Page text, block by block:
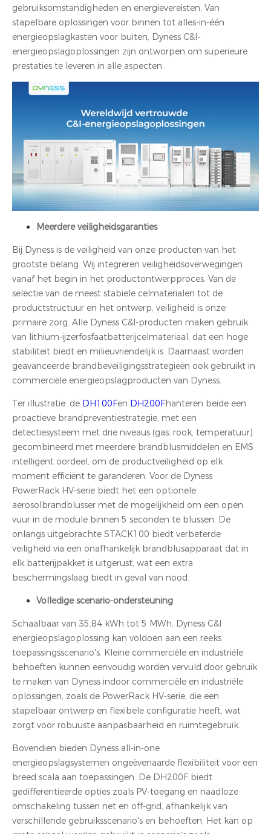
gebruiksomstandigheden en energievereisten. Van
stapelbare oplossingen voor binnen tot alles-in-één
energieopslagkasten voor buiten, Dyness C&I-
energieopslagoplossingen zijn ontworpen om superieure
prestaties te leveren in alle aspecten.
Meerdere veiligheidsgaranties
Bij Dyness is de veiligheid van onze producten van het
grootste belang. Wij integreren veiligheidsoverwegingen
vanaf het begin in het productontwerpproces. Van de
selectie van de meest stabiele celmaterialen tot de
productstructuur en het ontwerp, veiligheid is onze
primaire zorg. Alle Dyness C&I-producten maken gebruik
van lithium-ijzerfosfaatbatterijcelmateriaal, dat een hoge
stabiliteit biedt en milieuvriendelijk is. Daarnaast worden
geavanceerde brandbeveiligingsstrategieën ook gebruikt in
commerciële energieopslagproducten van Dyness.
Ter illustratie: de DH100Fen DH200Fhanteren beide een
proactieve brandpreventiestrategie, met een
detectiesysteem met drie niveaus (gas, rook, temperatuur)
gecombineerd met meerdere brandblusmiddelen en EMS
intelligent oordeel, om de productveiligheid op elk
moment efficiënt te garanderen. Voor de Dyness
PowerRack HV-serie biedt het een optionele
aerosolbrandblusser met de mogelijkheid om een open
vuur in de module binnen 5 seconden te blussen. De
onlangs uitgebrachte STACK100 biedt verbeterde
veiligheid via een onafhankelijk brandblusapparaat dat in
elk batterijpakket is uitgerust, wat een extra
beschermingslaag biedt in geval van nood.
Volledige scenario-ondersteuning
Schaalbaar van 35,84 kWh tot 5 MWh, Dyness C&I
energieopslagoplossing kan voldoen aan een reeks
toepassingsscenario's. Kleine commerciële en industriële
behoeften kunnen eenvoudig worden vervuld door gebruik
te maken van Dyness indoor commerciële en industriële
oplossingen, zoals de PowerRack HV-serie, die een
stapelbaar ontwerp en flexibele configuratie heeft, wat
zorgt voor robuuste aanpasbaarheid en ruimtegebruik.
Bovendien bieden Dyness all-in-one
energieopslagsystemen ongeëvenaarde flexibiliteit voor een
breed scala aan toepassingen. De DH200F biedt
gedifferentieerde opties zoals PV-toegang en naadloze
omschakeling tussen net en off-grid, afhankelijk van
verschillende gebruiksscenario's en behoeften. Het kan op